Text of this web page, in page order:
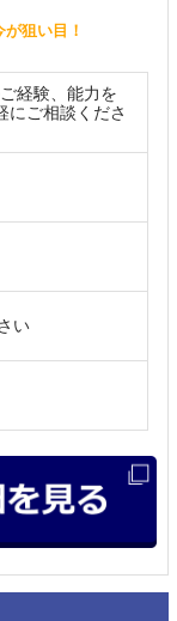
が狙い目！
経験、能力を
にご相談くださ
い